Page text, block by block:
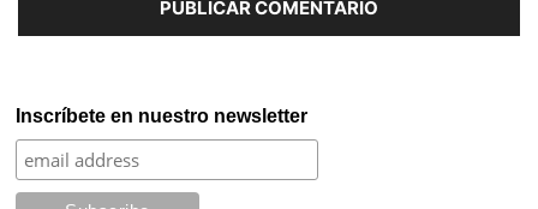
Inscríbete en nuestro newsletter